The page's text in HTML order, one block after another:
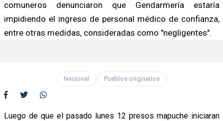
comuneros denunciaron que Gendarmería estaría
impidiendo el ingreso de personal médico de confianza,
entre otras medidas, consideradas como "negligentes".
Nacional Pueblos originarios
Luego de que el pasado lunes 12 presos mapuche iniciaran